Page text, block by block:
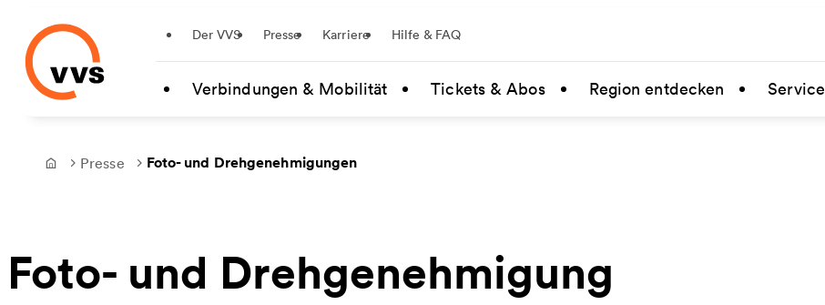
Zum Hauptinhalt springen
Der VVS Presse Karriere Hilfe & FAQ
Verbindungen & Mobilität Tickets & Abos Region entdecken Service
Frontpage
Presse Foto- und Drehgenehmigungen
Foto- und Drehgenehmigung